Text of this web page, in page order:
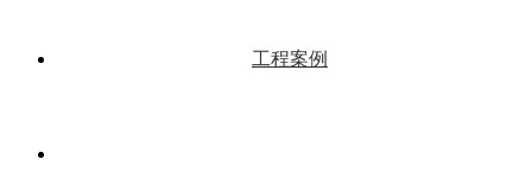
工程案例